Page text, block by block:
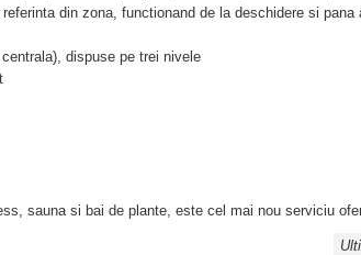
din zona, functionand de la deschidere si pana
dispuse pe trei nivele
sauna si bai de plante, este cel mai nou serviciu